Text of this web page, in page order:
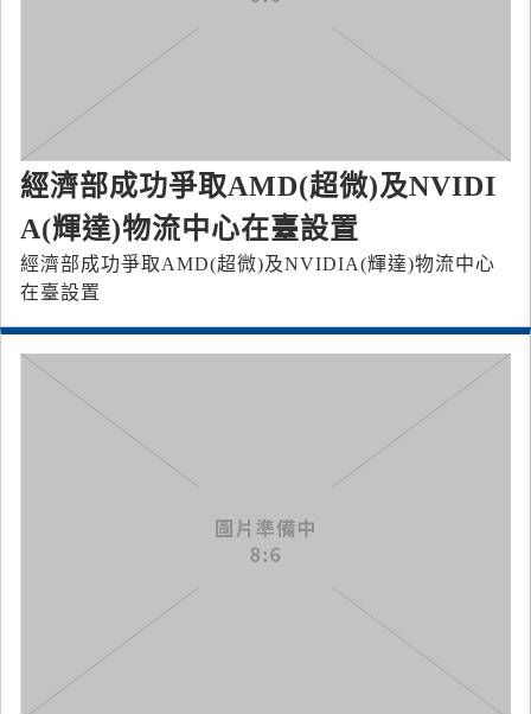
經濟部成功爭取AMD(超微)及NVIDI
A(輝達)物流中心在臺設置
經濟部成功爭取AMD(超微)及NVIDIA(輝達)物流中心
在臺設置